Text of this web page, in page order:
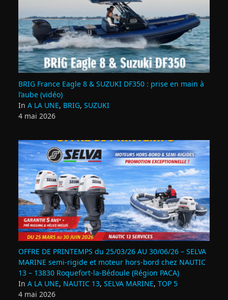
BRIG France Eagle 8 & SUZUKI DF350 : prise en main à
l’aube (vidéo)
In A LA UNE, BRIG, SUZUKI
4 mai 2026
OFFRE DE PRINTEMPS du 25/03/26 AU 30/06/26 – SELVA
MARINE semi-rigide et moteur hors-bord chez NAUTIC
13 – 13830 Roquefort‑la‑Bédoule (Région PACA)
In A LA UNE, NAUTIC 13, SELVA MARINE, TOP 5
4 mai 2026